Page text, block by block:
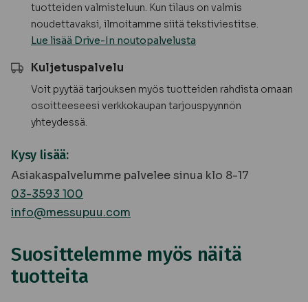
tuotteiden valmisteluun. Kun tilaus on valmis
noudettavaksi, ilmoitamme siitä tekstiviestitse.
Lue lisää Drive-In noutopalvelusta
Kuljetuspalvelu
Voit pyytää tarjouksen myös tuotteiden rahdista omaan
osoitteeseesi verkkokaupan tarjouspyynnön
yhteydessä.
Kysy lisää:
Asiakaspalvelumme palvelee sinua klo 8-17
03-3593 100
info@messupuu.com
Suosittelemme myös näitä
tuotteita